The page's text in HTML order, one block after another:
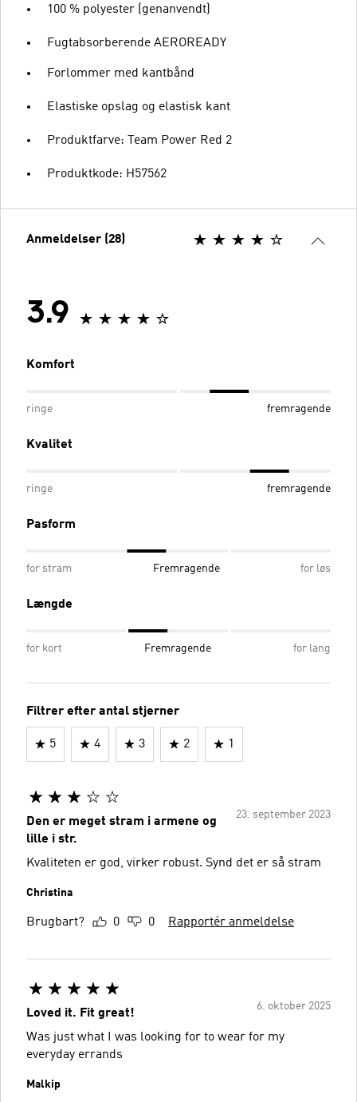
100 % polyester (genanvendt)
Fugtabsorberende AEROREADY
Forlommer med kantbånd
Elastiske opslag og elastisk kant
Produktfarve: Team Power Red 2
Produktkode: H57562
Anmeldelser (28)
3.9
Komfort
ringe fremragende
Kvalitet
ringe fremragende
Pasform
for stram Fremragende for løs
Længde
for kort Fremragende for lang
Filtrer efter antal stjerner
5 4 3 2 1
23. september 2023
Den er meget stram i armene og
lille i str.
Kvaliteten er god, virker robust. Synd det er så stram
Christina
Brugbart? 0 0 Rapportér anmeldelse
6. oktober 2025
Loved it. Fit great!
Was just what I was looking for to wear for my
everyday errands
Malkip